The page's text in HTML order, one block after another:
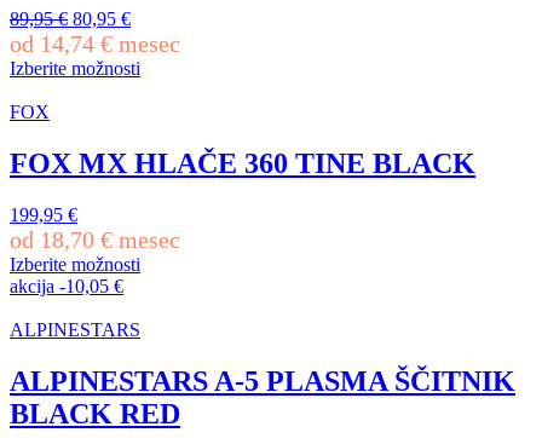
89,95€ Izvirna
cena
je
bila:
80,95 €Trenutna
cena
je:
80,95 €.
od 14,74 € mesec
Izberite možnosti
izdelek
več
različic.
lahko
izberete
na
strani
FOX
FOX MX HLAČE 360 TINE BLACK
199,95 €
od 18,70 € mesec
Izberite možnosti
Ta
ima
različic.
Možnosti
lahko
akcija -10,05 €
ALPINESTARS
ALPINESTARS A-5 PLASMA ŠČITNIK
BLACK RED